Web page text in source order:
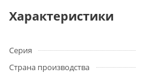
Характеристики
Серия
Страна производства